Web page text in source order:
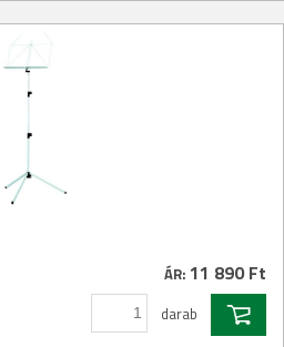
ÁR: 11 890 Ft
darab